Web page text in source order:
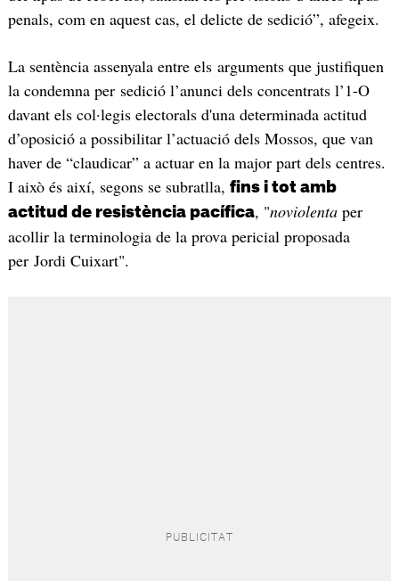
penals, com en aquest cas, el delicte de sedició”, afegeix.
La sentència assenyala entre els arguments que justifiquen
la condemna per sedició l’anunci dels concentrats l’1-O
davant els col·legis electorals d'una determinada actitud
d’oposició a possibilitar l’actuació dels Mossos, que van
haver de “claudicar” a actuar en la major part dels centres.
I això és així, segons se subratlla, fins i tot amb
actitud de resistència pacífica, "noviolentaper
acollir la terminologia de la prova pericial proposada
per Jordi Cuixart".